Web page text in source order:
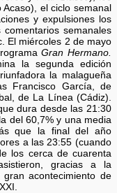
el ciclo semanal
y expulsiones los
semanales
El miércoles 2 de mayo
Gran Hermano.
la segunda edición
la malagueña
Francisco García, de
de La Línea (Cádiz).
dura desde las 21:30
del 60,7% y una media
que la final del año
a las 23:55 (cuando
los cerca de cuarenta
gracias a la
acontecimiento de